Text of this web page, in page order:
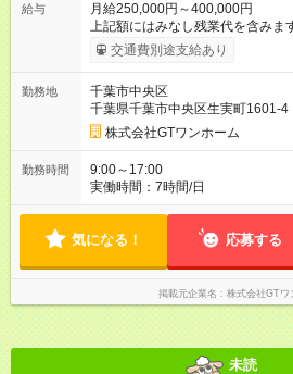
給与
月給250,000円～400,000円
上記額にはみなし残業代を含みま
ます。 みなし残業代 100,000円
間 45時間／月 ※試用期間は3ヶ月
雇用形態、給与は本採用時と同じ
交通費別途支給あり
勤務地
千葉市中央区
千葉県千葉市中央区生実町1601-4
株式会社GTワンホーム
勤務時間
9:00～17:00
実働時間：7時間/日
気になる！ 応募する
掲載元企業名 株式会社GTワ
未読